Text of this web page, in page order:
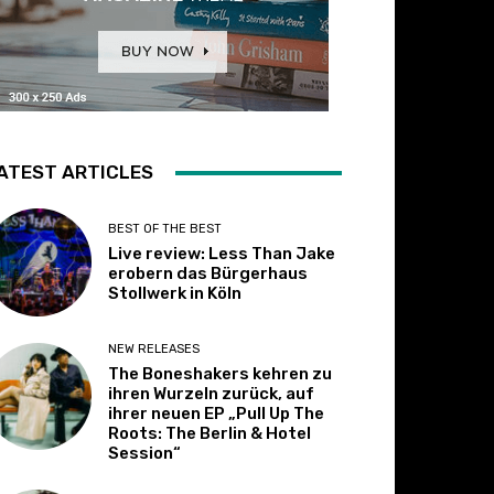
ARTICLES
BEST OF THE BEST
Live review: Less Than Jake
erobern das Bürgerhaus
Stollwerk in Köln
NEW RELEASES
The Boneshakers kehren zu
ihren Wurzeln zurück, auf
ihrer neuen EP „Pull Up The
Roots: The Berlin & Hotel
Session“